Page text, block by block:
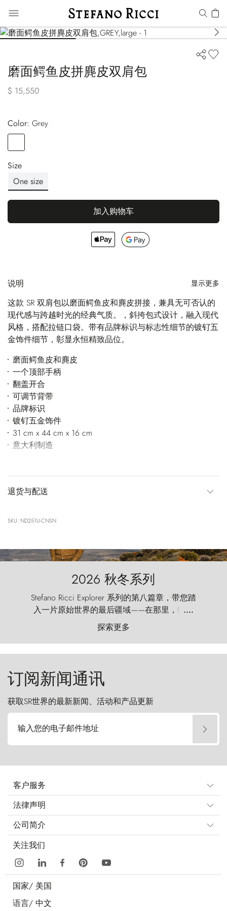
磨面鳄鱼皮拼麂皮双肩包
$ 15,550
Color:
grey
Size
One size
加入购物车
说明 显示更多
这款 SR 双肩包以磨面鳄鱼皮和麂皮拼接，兼具无可否认的
现代感与跨越时光的经典气质。，斜挎包式设计，融入现代
风格，搭配拉链口袋。带有品牌标识与标志性细节的镀钌五
金饰件细节，彰显永恒精致品位。
磨面鳄鱼皮和麂皮
一个顶部手柄
翻盖开合
可调节背带
品牌标识
镀钌五金饰件
31 cm x 44 cm x 16 cm
意大利制造
退货与配送
SKU: ND251U-CNSN
2026 秋冬系列
Stefano Ricci Explorer 系列的第八篇章，带您踏
入一片原始世界的最后疆域——在那里，狂风
以远古的怒号雕琢着自然，而百内塔（Torres
del Paine）则宛如石砌的哨兵，傲然向苍穹发
起挑战。
....
探索更多
订阅新闻通讯
获取SR世界的最新新闻、活动和产品更新
输入您的电子邮件地址
客户服务
法律声明
公司简介
关注我们
国家/ 美国
语言/ 中文